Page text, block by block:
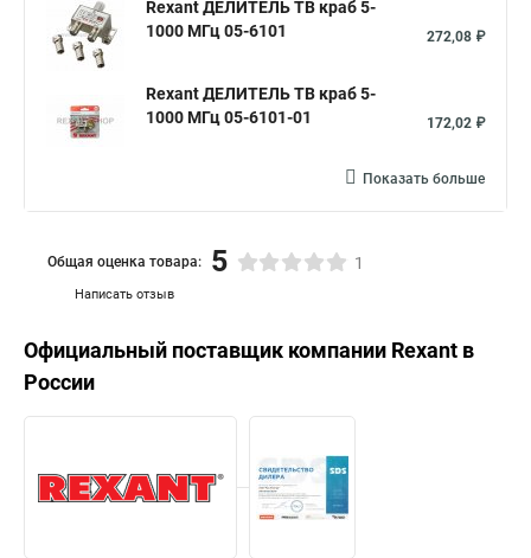
Rexant ДЕЛИТЕЛЬ ТВ краб 5-
1000 МГц 05-6101
272,08 ₽
Rexant ДЕЛИТЕЛЬ ТВ краб 5-
1000 МГц 05-6101-01
172,02 ₽
Показать больше
Написать отзыв
Общая оценка товара: 5 1
Официальный поставщик компании Rexant в
России